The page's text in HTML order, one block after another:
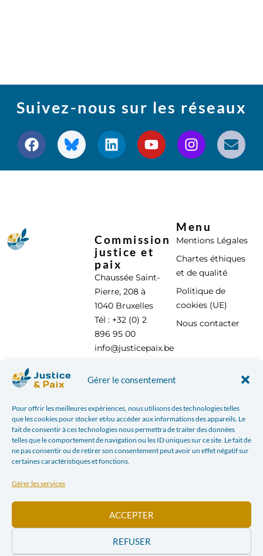
Gérer le consentement
Pour offrir les meilleures expériences, nous utilisons des technologies telles
que les cookies pour stocker et/ou accéder aux informations des appareils. Le
fait de consentir à ces technologies nous permettra de traiter des données
telles que le comportement de navigation ou les ID uniques sur ce site. Le fait de
ne pas consentir ou de retirer son consentement peut avoir un effet négatif sur
certaines caractéristiques et fonctions.
Gérer les services
ACCEPTER
REFUSER
Suivez-nous sur les réseaux
Commission
justice et
paix
Chaussée Saint-
Pierre, 208 à
1040 Bruxelles
Tél : +32 (0) 2
896 95 00
info@justicepaix.be
Menu
Mentions Légales
Chartes éthiques
et de qualité
Politique de
cookies (UE)
Nous contacter